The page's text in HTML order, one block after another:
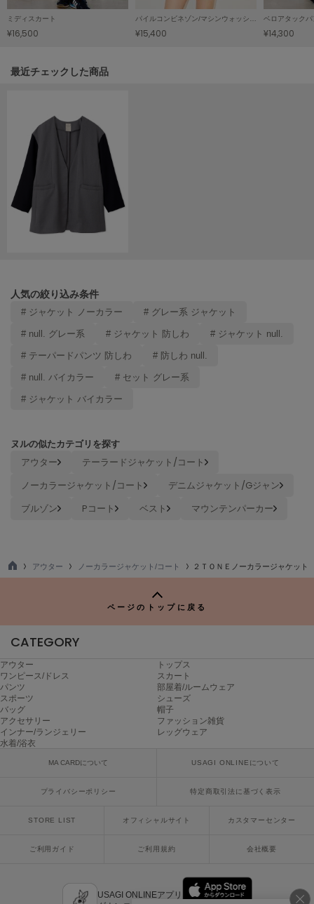
HOKA ONEONE
ホカ オネオネ
KEEN
キーン
LAATO
ラート
ル
le coq sportif
ルコックスポルティフ
LILY BROWN
LILY BROWN Lingerie
LITTLE UNION TOKYO
リトルユニオン トウキョウ
made of Organics
メイドオブオーガニクス
ミチュ コケット
ミーエスミーム
MOIGE
モワージュ
MUCHA
ミュシャ
NEW Balance
NIKE
ミディスカート
¥16,500
パイルコンビネゾン/マシンウォッシャブル
¥15,400
ベロアタック
¥14,300
関連記事
最近チェックした商品
人気の絞り込み条件
# ジャケット ノーカラー # グレー系 ジャケット
# null. グレー系 # ジャケット 防しわ # ジャケット null.
# テーパードパンツ 防しわ # 防しわ null.
# null. バイカラー # セット グレー系
# ジャケット バイカラー
ヌルの似たカテゴリを探す
アウター
テーラードジャケット/コート
ノーカラージャケット/コート
デニムジャケット/Gジャン
ブルゾン
Pコート ベスト マウンテンパーカー
TO
アウター ノーカラージャケット/コート ２ＴＯＮＥノーカラージャケット
ページのトップに戻る
CATEGORY
アウター
トップス
ワンピース/ドレス
スカート
パンツ
部屋着/ルームウェア
スポーツ
シューズ
バッグ
帽子
アクセサリー
ファッション雑貨
インナー/ランジェリー
レッグウェア
水着/浴衣
MA CARDについて USAGI ONLINEについて
プライバシーポリシー 特定商取引法に基づく表示
STORE LIST オフィシャルサイト カスタマーセンター
ご利用ガイド ご利用規約 会社概要
USAGI ONLINEアプリ